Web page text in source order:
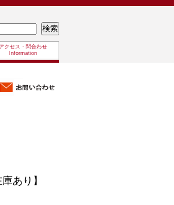
アクセス・問合わせ
Information
あり】